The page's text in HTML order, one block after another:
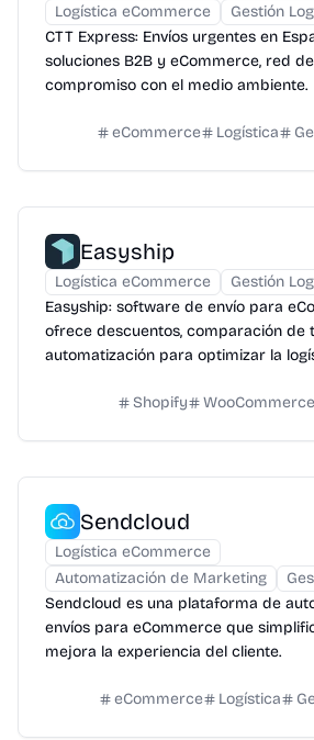
Logística eCommerce
Gestión
CTT Express: Envíos urgentes en
soluciones B2B y eCommerce, red
compromiso con el medio ambiente.
eCommerce Logística
Easyship
Logística eCommerce
Gestión
Easyship: software de envío para
ofrece descuentos, comparación de
automatización para optimizar la
Shopify WooCommerce
Sendcloud
Logística eCommerce
Automatización de Marketing
Sendcloud es una plataforma de
envíos para eCommerce que
mejora la experiencia del cliente.
eCommerce Logística